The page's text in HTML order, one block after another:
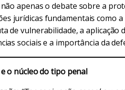
apenas o debate sobre a
jurídicas fundamentais como
de vulnerabilidade, a aplicação
sociais e a importância da
o núcleo do tipo penal